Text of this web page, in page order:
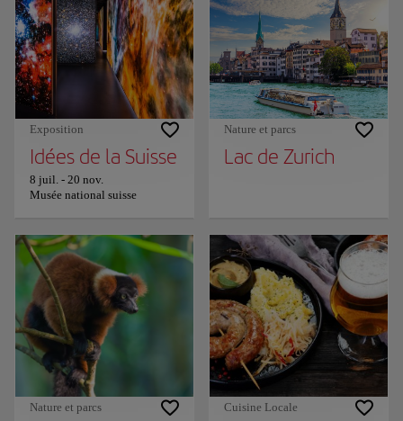
Exposition
Idées de la Suisse
8 juil. - 20 nov.
Musée national suisse
Nature et parcs
Lac de Zurich
Nature et parcs Cuisine Locale